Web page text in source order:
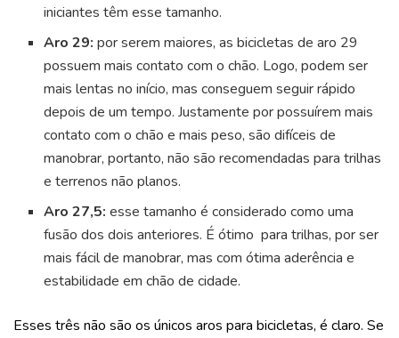
iniciantes têm esse tamanho.
Aro 29: porserem maiores, as bicicletas de aro 29
possuem mais contato com o chão. Logo, podem ser
mais lentas no início, mas conseguem seguir rápido
depois de um tempo. Justamente por possuírem mais
contato com o chão e mais peso, são difíceis de
manobrar, portanto, não são recomendadas para trilhas
e terrenos não planos.
Aro 27,5:esse tamanho é considerado como uma
fusão dos dois anteriores. É ótimo para trilhas, por ser
mais fácil de manobrar, mas com ótima aderência e
estabilidade em chão de cidade.
Esses três não são os únicos aros para bicicletas, é claro. Se